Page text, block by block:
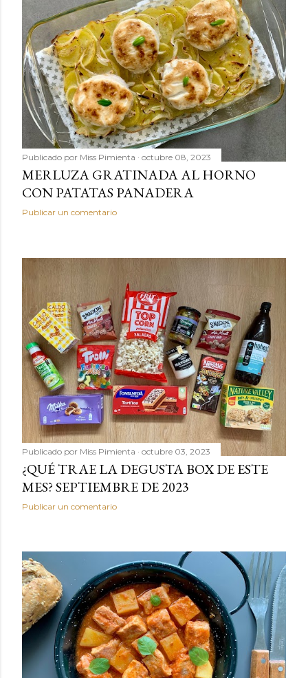
Publicado por Miss Pimienta octubre 08, 2023
MERLUZA GRATINADA AL HORNO
CON PATATAS PANADERA
Publicar un comentario
Publicado por Miss Pimienta octubre 03, 2023
¿QUÉ TRAE LA DEGUSTA BOX DE ESTE
MES? SEPTIEMBRE DE 2023
Publicar un comentario